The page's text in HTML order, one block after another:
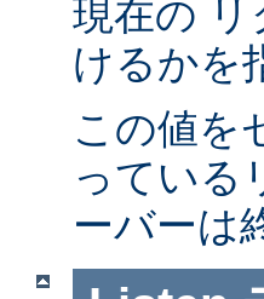
現在の リ
けるかを
この値を
っている
ーバーは